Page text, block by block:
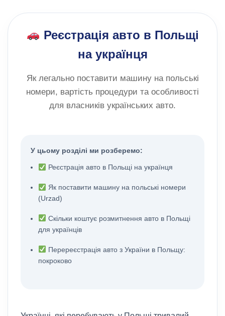
Реєстрація авто в Польщі
на українця
Як легально поставити машину на польські
номери, вартість процедури та особливості
для власників українських авто.
У цьому розділі ми розберемо:
Реєстрація авто в Польщі на українця
Як поставити машину на польські номери
(Urzad)
Скільки коштує розмитнення авто в Польщі
для українців
Перереєстрація авто з України в Польщу:
покроково